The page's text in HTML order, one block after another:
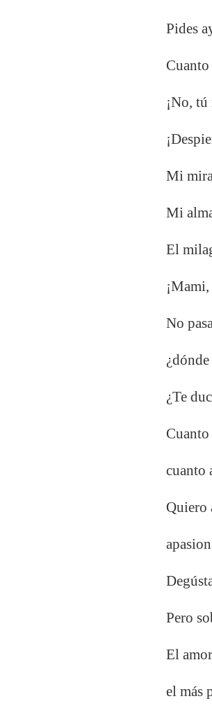
Pides
¡No,
Mi
Mi
El
No
¿Te
Cuanto
cuanto
Quiero
Pero
El
el más